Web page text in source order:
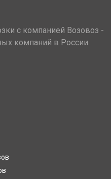
с компанией Возовоз -
компаний в России